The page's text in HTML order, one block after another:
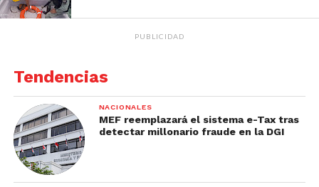
PUBLICIDAD
Tendencias
NACIONALES
MEF reemplazará el sistema e-Tax tras
detectar millonario fraude en la DGI